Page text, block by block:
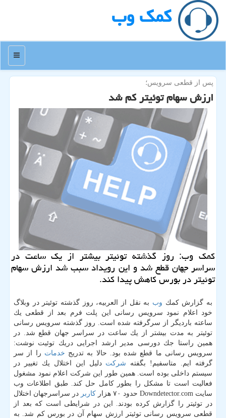
كمك وب
منو
پس از قطعی سرویس؛
ارزش سهام توئیتر كم شد
كمك وب: روز گذشته توئیتر بیشتر از یك ساعت در
سراسر جهان قطع شد و این رویداد سبب شد ارزش سهام
توئیتر در بورس كاهش پیدا كند.
به گزارش كمك وب به نقل از العربیه، روز گذشته توئیتر در وبلاگ
خود اعلام نمود سرویس رسانی این پلت فرم بعد از قطعی یك
ساعته باردیگر از سرگرفته شده است. روز گذشته سرویس رسانی
توئیتر به مدت بیشتر از یك ساعت در سراسر جهان قطع شد. در
همین راستا جك دورسی مدیر ارشد اجرایی دریك توئیت نوشت:
سرویس رسانی ما قطع شده بود. حالا به تدریج خدمات را از سر
گرفته ایم. متاسفیم! بگفته شركت دلیل این اختلال یك تغییر در
سیستم داخلی بوده است. همین طور این شركت اعلام نمود مشغول
فعالیت است تا مشكل را بطور كامل حل كند. طبق اطلاعات وب
سایت Downdetector.com حدود ۷۰ هزار
كاربر در سراسرجهان اختلال
در توئیتر را گزارش كرده بودند. این در شرایطی است كه بعد از
قطعی سرویس رسانی توئیتر ارزش سهام آن در بورس كم شد. به